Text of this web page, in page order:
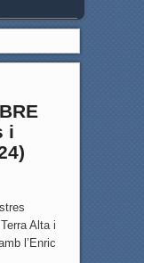
i
Alta i
l’Enric